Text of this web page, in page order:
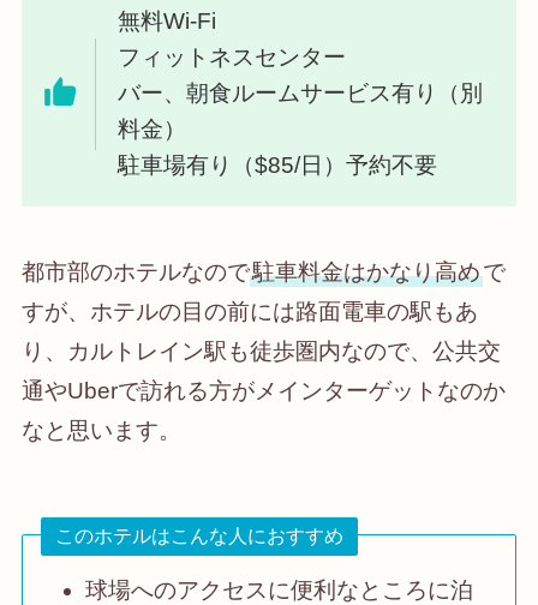
無料Wi-Fi
フィットネスセンター
バー、朝食ルームサービス有り（別
料金）
駐車場有り（$85/日）予約不要
都市部のホテルなので駐車料金はかなり高めで
すが、ホテルの目の前には路面電車の駅もあ
り、カルトレイン駅も徒歩圏内なので、公共交
通やUberで訪れる方がメインターゲットなのか
なと思います。
このホテルはこんな人におすすめ
球場へのアクセスに便利なところに泊